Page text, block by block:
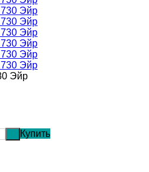
Эйр
Купить